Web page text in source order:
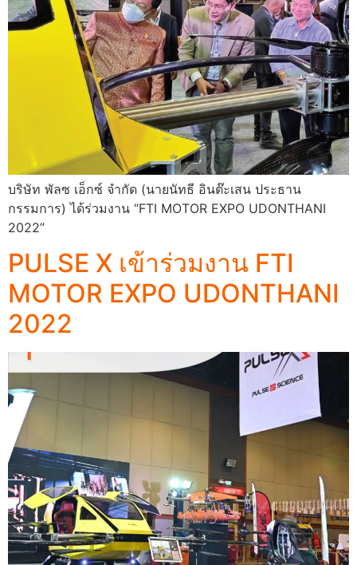
บริษัท พัลซ เอ็กซ์ จำกัด (นายนัทธี อินต๊ะเสน ประธาน
กรรมการ) ได้ร่วมงาน “FTI MOTOR EXPO UDONTHANI
2022”
PULSE X เข้าร่วมงาน FTI
MOTOR EXPO UDONTHANI
2022